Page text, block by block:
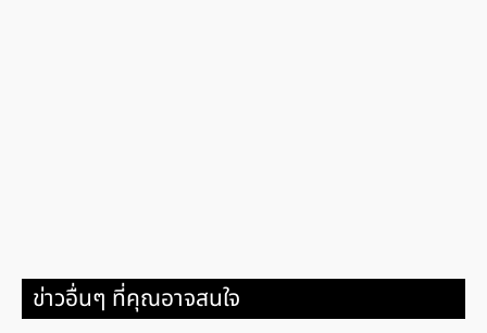
ข่าวอื่นๆ ที่คุณอาจสนใจ